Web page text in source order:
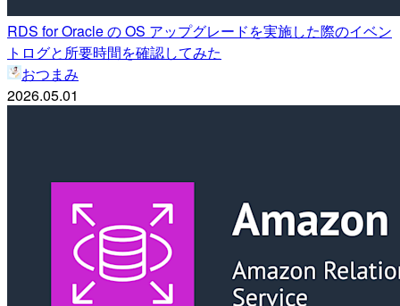
RDS for Oracle の OS アップグレードを実施した際のイベン
トログと所要時間を確認してみた
おつまみ
2026.05.01